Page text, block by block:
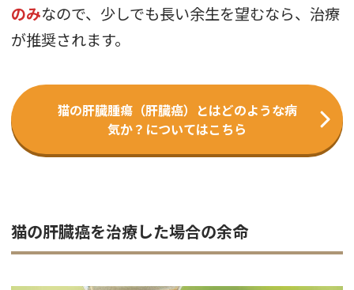
のみなので、少しでも長い余生を望むなら、治療
が推奨されます。
猫の肝臓腫瘍（肝臓癌）とはどのような病
気か？についてはこちら
猫の肝臓癌を治療した場合の余命